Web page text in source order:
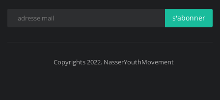
s'abonner
Copyrights 2022. NasserYouthMovement